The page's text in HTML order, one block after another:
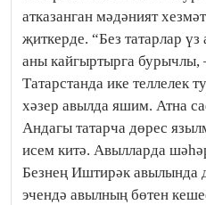
атказанган мәдәният
җиткерде. “Без татарлар үз
аны кайгыртырга
Татарстанда ике теллелек
хәзер авылда яшим. Атна
Андагы татарча дөрес
исем китә. Авылларда
Безнең Иштирәк авылында
эчендә авылның бөтен